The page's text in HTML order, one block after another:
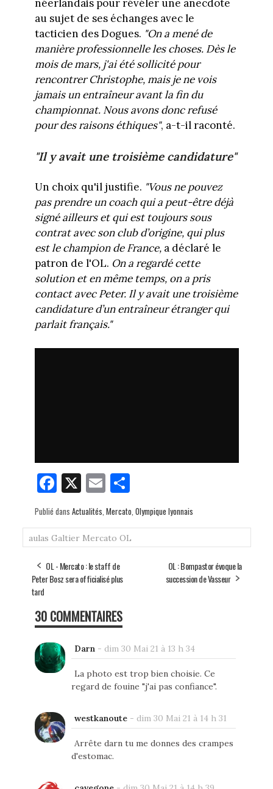
néerlandais pour révéler une anecdote
au sujet de ses échanges avec le
tacticien des Dogues. "On a mené de
manière professionnelle les choses. Dès le
mois de mars, j'ai été sollicité pour
rencontrer Christophe, mais je ne vois
jamais un entraîneur avant la fin du
championnat. Nous avons donc refusé
pour des raisons éthiques", a-t-il raconté.
"Il y avait une troisième candidature"
Un choix qu'il justifie. "Vous ne pouvez
pas prendre un coach qui a peut-être déjà
signé ailleurs et qui est toujours sous
contrat avec son club d’origine, qui plus
est le champion de France,a déclaré le
patron de l'OL. On a regardé cette
solution et en même temps, on a pris
contact avec Peter. Il y avait une troisième
candidature d’un entraîneur étranger qui
parlait français."
Fa
ce
bo
ok
X E
m
ail
Pa
rt
ag
er
Publié dans Actualités Mercato Olympique lyonnais
aulas Galtier Mercato OL
OL - Mercato : le staff de
Peter Bosz sera officialisé plus
tard
OL : Bompastor évoque la
succession de Vasseur
30 COMMENTAIRES
Darn- dim 30 Mai 21 à 13 h 34
La photo est trop bien choisie. Ce
regard de fouine "j'ai pas confiance".
westkanoute- dim 30 Mai 21 à 14 h 31
Arrête darn tu me donnes des crampes
d'estomac.